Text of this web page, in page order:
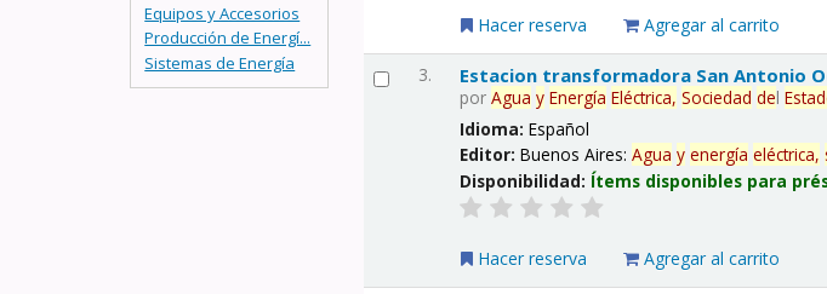
Equipos y Accesorios
Producción de Energí...
Sistemas de Energía
Hacer reserva Agregar al carrito
3. Estacion transformadora San Antonio
porAgua y Energía Eléctrica, Sociedad del
Idioma:Español
Editor:Buenos Aires:Agua y energía eléctrica,
Disponibilidad: Ítems disponibles para
Hacer reserva Agregar al carrito